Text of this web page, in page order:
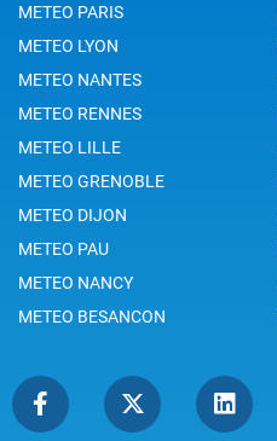
METEO PARIS
METEO LYON
METEO NANTES
METEO RENNES
METEO LILLE
METEO GRENOBLE
METEO DIJON
METEO PAU
METEO NANCY
METEO BESANCON